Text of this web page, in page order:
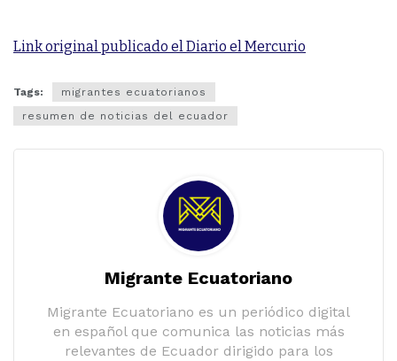
Link original publicado el Diario el Mercurio
Tags:
migrantes ecuatorianos
resumen de noticias del ecuador
Migrante Ecuatoriano
Migrante Ecuatoriano es un periódico digital
en español que comunica las noticias más
relevantes de Ecuador dirigido para los